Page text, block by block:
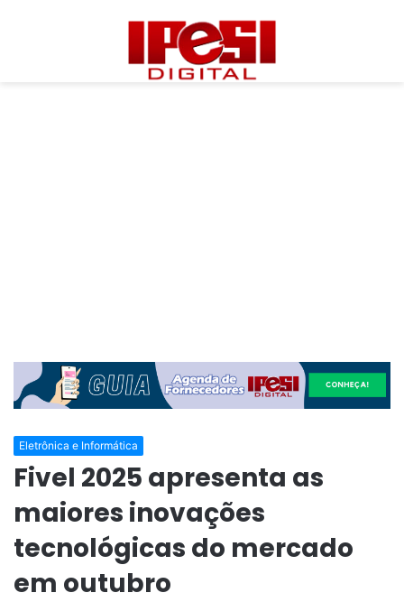
Eletrônica e Informática
Fivel 2025 apresenta as
maiores inovações
tecnológicas do mercado
em outubro